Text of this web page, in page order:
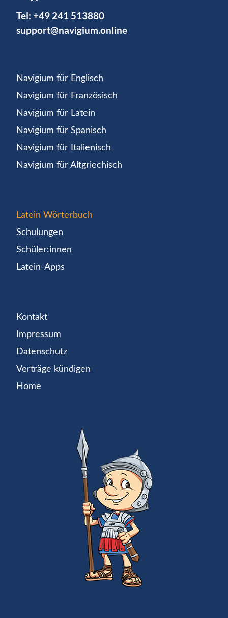
Tel: +49 241 513880
support@navigium.online
Navigium für Englisch
Navigium für Französisch
Navigium für Latein
Navigium für Spanisch
Navigium für Italienisch
Navigium für Altgriechisch
Latein Wörterbuch
Schulungen
Schüler:innen
Latein-Apps
Kontakt
Impressum
Datenschutz
Verträge kündigen
Home